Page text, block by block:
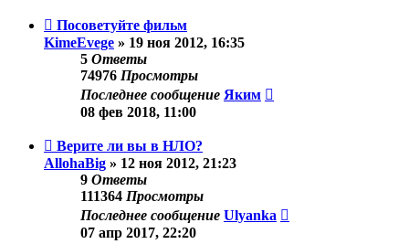
Посоветуйте фильм
KimeEvege » 19 ноя 2012, 16:35
5 Ответы
74976 Просмотры
Последнее сообщение Яким
08 фев 2018, 11:00
Верите ли вы в НЛО?
AllohaBig » 12 ноя 2012, 21:23
9 Ответы
111364 Просмотры
Последнее сообщение Ulyanka
07 апр 2017, 22:20